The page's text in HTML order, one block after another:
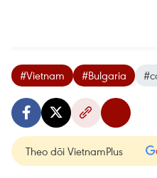
#Vietnam #Bulgaria
Theo dõi VietnamPlus